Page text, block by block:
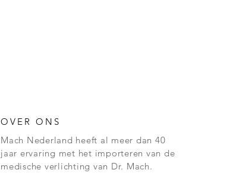
OVER ONS
Mach Nederland heeft al meer dan 40
jaar ervaring met het importeren van de
medische verlichting van Dr. Mach.